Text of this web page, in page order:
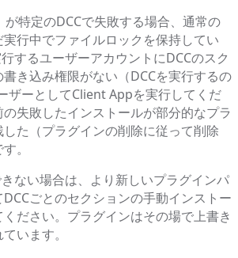
が特定のDCCで失敗する場合、通常の
実行中でファイルロックを保持してい
するユーザーアカウントにDCCのスク
き込み権限がない（DCCを実行するの
ザーとしてClient Appを実行してくだ
失敗したインストールが部分的なプラ
た（プラグインの削除に従って削除
。
ない場合は、より新しいプラグインパ
ごとのセクションの手動インストー
ださい。プラグインはその場で上書き
います。